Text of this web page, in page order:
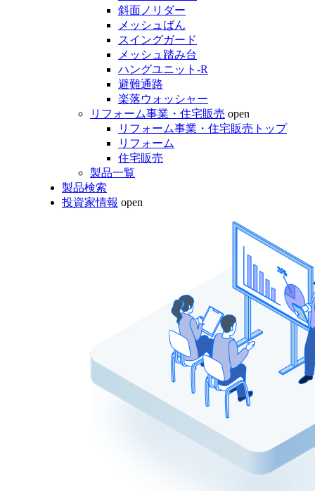
斜面ノリダー
メッシュばん
スイングガード
メッシュ踏み台
ハングユニット-R
避難通路
楽落ウォッシャー
リフォーム事業・住宅販売 open
リフォーム事業・住宅販売トップ
リフォーム
住宅販売
製品一覧
製品検索
投資家情報 open